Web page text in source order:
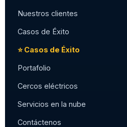
Nuestros clientes
Casos de Éxito
⭐ Casos de Éxito
Portafolio
Cercos eléctricos
Servicios en la nube
Contáctenos